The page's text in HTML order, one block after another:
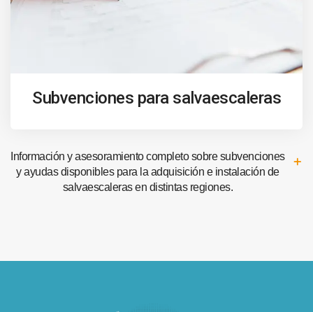
Subvenciones para salvaescaleras
Información y asesoramiento completo sobre subvenciones
y ayudas disponibles para la adquisición e instalación de
salvaescaleras en distintas regiones.